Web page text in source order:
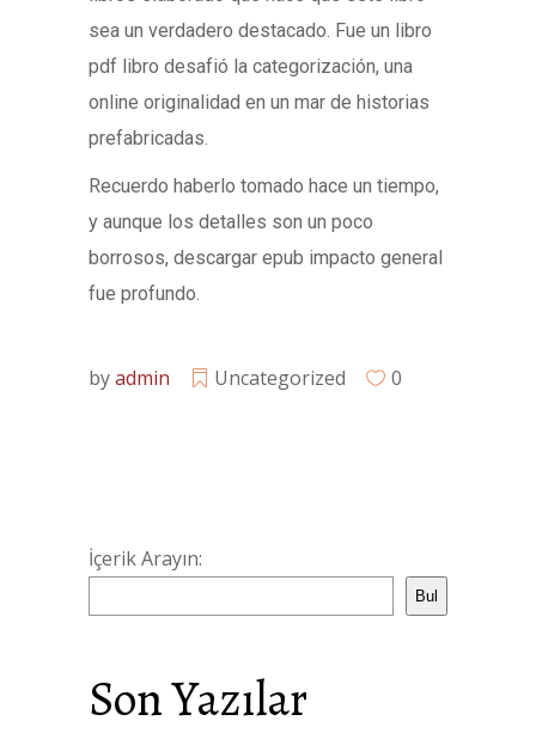
sea un verdadero destacado. Fue un libro
pdf libro desafió la categorización, una
online originalidad en un mar de historias
prefabricadas.
Recuerdo haberlo tomado hace un tiempo,
y aunque los detalles son un poco
borrosos, descargar epub impacto general
fue profundo.
byadmin Uncategorized 0
İçerik Arayın:
Bul
Son Yazılar